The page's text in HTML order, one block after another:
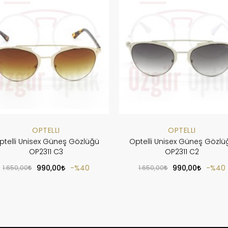
OPTELLI
Unisex Güneş Gözlüğü
OP2311 C3
1.650,00 990,00 %40
OPTELLI
Optelli Unisex Güneş
OP2311 C2
1.650,00 990,00 %40